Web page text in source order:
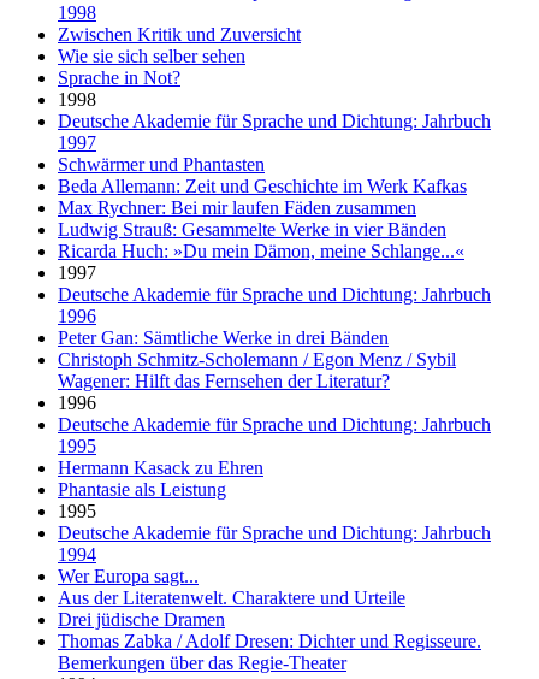
1998
Zwischen Kritik und Zuversicht
Wie sie sich selber sehen
Sprache in Not?
1998
Deutsche Akademie für Sprache und Dichtung: Jahrbuch
1997
Schwärmer und Phantasten
Beda Allemann: Zeit und Geschichte im Werk Kafkas
Max Rychner: Bei mir laufen Fäden zusammen
Ludwig Strauß: Gesammelte Werke in vier Bänden
Ricarda Huch: »Du mein Dämon, meine Schlange...«
1997
Deutsche Akademie für Sprache und Dichtung: Jahrbuch
1996
Peter Gan: Sämtliche Werke in drei Bänden
Christoph Schmitz-Scholemann / Egon Menz / Sybil
Wagener: Hilft das Fernsehen der Literatur?
1996
Deutsche Akademie für Sprache und Dichtung: Jahrbuch
1995
Hermann Kasack zu Ehren
Phantasie als Leistung
1995
Deutsche Akademie für Sprache und Dichtung: Jahrbuch
1994
Wer Europa sagt...
Aus der Literatenwelt. Charaktere und Urteile
Drei jüdische Dramen
Thomas Zabka / Adolf Dresen: Dichter und Regisseure.
Bemerkungen über das Regie-Theater